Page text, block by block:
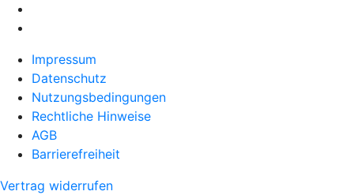
Impressum
Datenschutz
Nutzungsbedingungen
Rechtliche Hinweise
AGB
Barrierefreiheit
Vertrag widerrufen